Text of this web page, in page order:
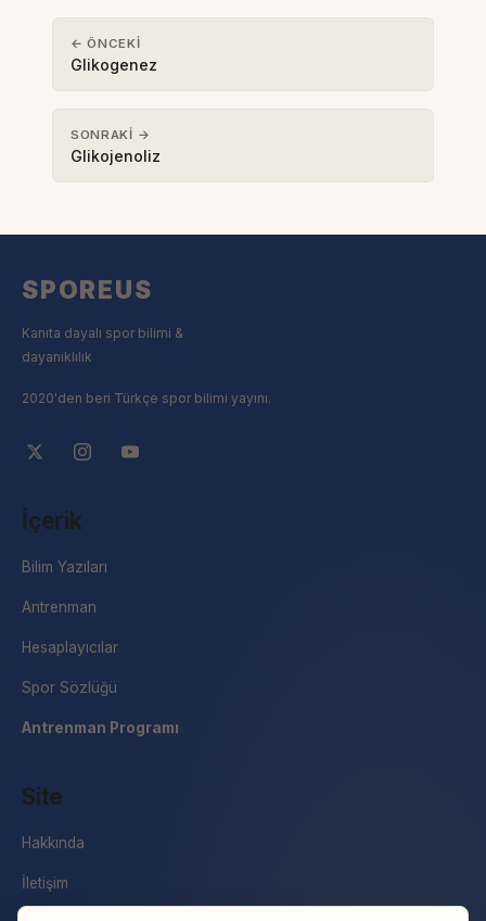
← ÖNCEKI
Glikogenez
SONRAKI →
Glikojenoliz
SPOREUS
Kanıta dayalı spor bilimi &
dayanıklılık
2020'den beri Türkçe spor bilimi yayını.
İçerik
Bilim Yazıları
Antrenman
Hesaplayıcılar
Spor Sözlüğü
Antrenman Programı
Site
Hakkında
İletişim